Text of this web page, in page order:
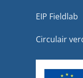
EIP Fieldlab
Circulair